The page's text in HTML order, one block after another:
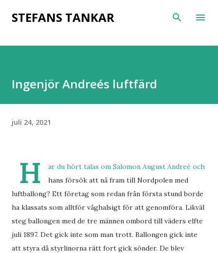
Fortsätt till huvudinnehåll
STEFANS TANKAR
Ingenjör Andreés luftfärd
juli 24, 2021
H
ar du hört talas om Salomon August Andreé och
hans försök att nå fram till Nordpolen med
luftballong? Ett företag som redan från första stund borde
ha klassats som alltför våghalsigt för att genomföra. Likväl
steg ballongen med de tre männen ombord till väders elfte
juli 1897. Det gick inte som man trott. Ballongen gick inte
att styra då styrlinorna rätt fort gick sönder. De blev